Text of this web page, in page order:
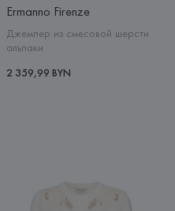
Ermanno Firenze
Джемпер из смесовой шерсти
альпаки
2 359,99 BYN